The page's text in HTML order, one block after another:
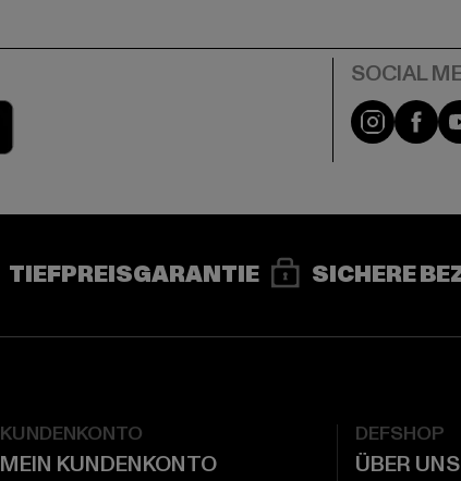
TIEFPREISGARANTIE SICHERE
KUNDENKONTO
MEIN KUNDENKONTO
DEFSHOP
ÜBER UNS